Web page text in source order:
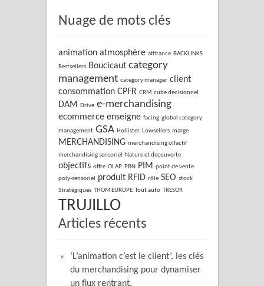
Nuage de mots clés
animation atmosphère attirance BACKLINKS
Bestsellers Boucicaut category
management category manager client
consommation CPFR CRM cube decisionnel
DAM Drive e-merchandising
ecommerce enseigne facing global category
management GSA Hollister Lowsellers marge
MERCHANDISING merchandising olfactif
merchandising sensoriel
Nature et decouverte
objectifs offre OLAP PBN PIM point de vente
poly-sensoriel
produit RFID rôle SEO stock
Stratégiques THOM EUROPE Tout auto TRESOR
TRUJILLO
Articles récents
‘L’animation c’est le client’, les clés
du merchandising pour dynamiser
un flux rentrant.